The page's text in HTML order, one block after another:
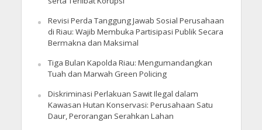
Revisi Perda Tanggung Jawab Sosial Perusahaan
di Riau: Wajib Membuka Partisipasi Publik Secara
Bermakna dan Maksimal
Tiga Bulan Kapolda Riau: Mengumandangkan
Tuah dan Marwah Green Policing
Diskriminasi Perlakuan Sawit Ilegal dalam
Kawasan Hutan Konservasi: Perusahaan Satu
Daur, Perorangan Serahkan Lahan